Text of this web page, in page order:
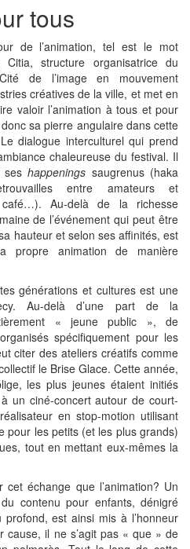
tous
de l’animation, tel est le mot
structure organisatrice du
de l’image en mouvement
créatives de la ville, et met en
valoir l’animation à tous et pour
sa pierre angulaire dans cette
dialogue interculturel qui prend
chaleureuse du festival. Il
ses happenings saugrenus (haka
entre amateurs et
café…). Au-delà de la richesse
de l’événement qui peut être
hauteur et selon ses affinités, est
propre animation de manière
générations et cultures est une
Au-delà d’une part de la
« jeune public », de
spécifiquement pour les
citer des ateliers créatifs comme
le Brise Glace. Cette année,
les plus jeunes étaient initiés
un ciné-concert autour de court-
en stop-motion utilisant
pour les petits (et les plus grands)
tout en mettant eux-mêmes la
échange que l’animation? Un
contenu pour enfants, dénigré
profond, est ainsi mis à l’honneur
cause, il ne s’agit pas « que » de